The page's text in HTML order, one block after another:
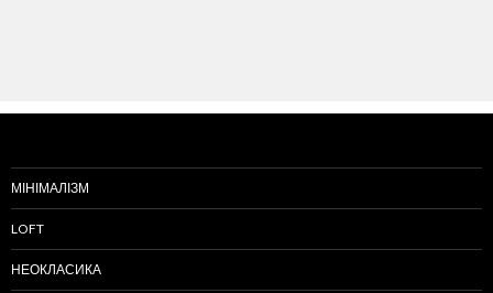
МІНІМАЛІЗМ
LOFT
НЕОКЛАСИКА